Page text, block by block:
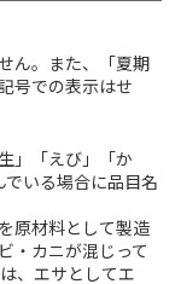
ん。また、「夏期
号での表示はせ
」「えび」「か
いる場合に品目名
原材料として製造
・カニが混じって
、エサとしてエ